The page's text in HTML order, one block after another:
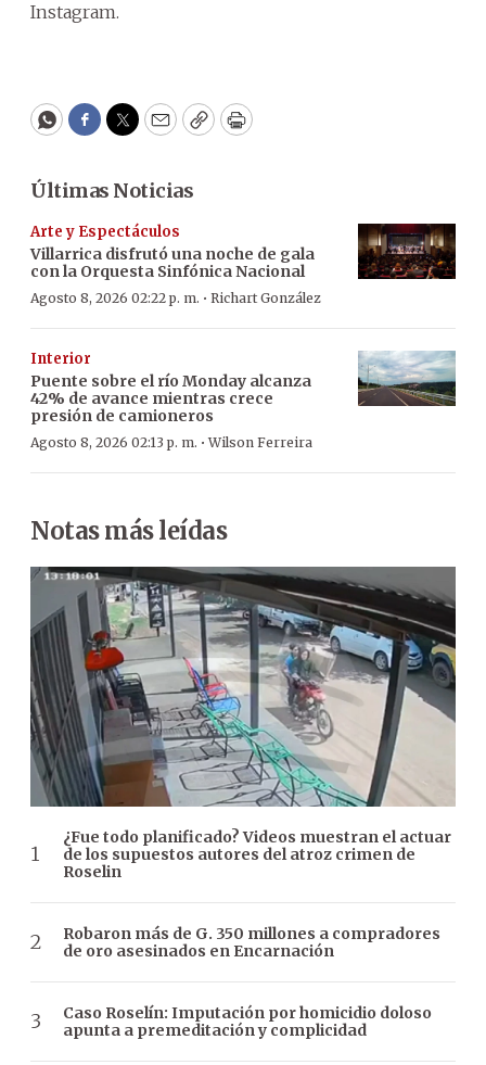
Instagram.
WhatsApp
Facebook
Twitter
EmailCopyPrint
Últimas Noticias
Arte y Espectáculos
Villarrica disfrutó una noche de gala
con la Orquesta Sinfónica Nacional
Agosto 8, 2026 02:22 p. m. · Richart González
Interior
Puente sobre el río Monday alcanza
42% de avance mientras crece
presión de camioneros
Agosto 8, 2026 02:13 p. m. ·Wilson Ferreira
Notas más leídas
¿Fue todo planificado? Videos muestran el actuar
de los supuestos autores del atroz crimen de
Roselin
Robaron más de G. 350 millones a compradores
de oro asesinados en Encarnación
Caso Roselín: Imputación por homicidio doloso
apunta a premeditación y complicidad